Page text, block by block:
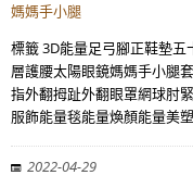
媽媽手小腿
標籤 3D能量足弓腳正鞋墊
層護腰太陽眼鏡媽媽手小腿
指外翻拇趾外翻眼罩網球肘
服飾能量毯能量煥顏能量美
2022-04-29